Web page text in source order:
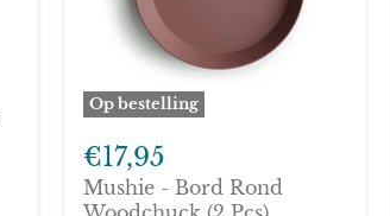
Op bestelling
-
Bord
Rond
€17,95
Mushie - Bord Rond